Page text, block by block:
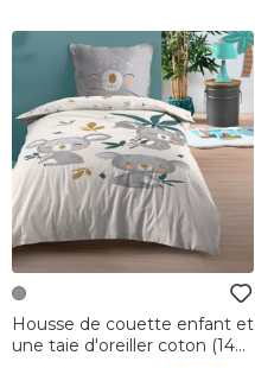
Housse de couette enfant et
une taie d'oreiller coton (140